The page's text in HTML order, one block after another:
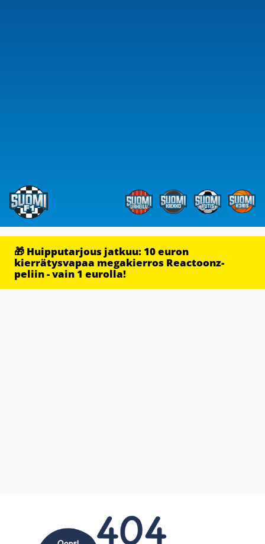
🎁 Huipputarjous jatkuu: 10 euron
kierrätysvapaa megakierros Reactoonz-
peliin - vain 1 eurolla!